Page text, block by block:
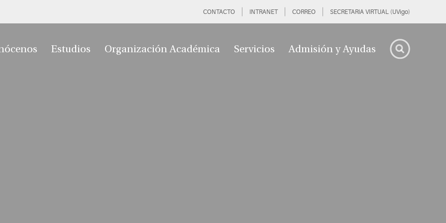
CONTACTO INTRANET CORREO SECRETARIA VIRTUAL (UVigo)
Estudios Organización Académica Servicios Admisión y Ayudas